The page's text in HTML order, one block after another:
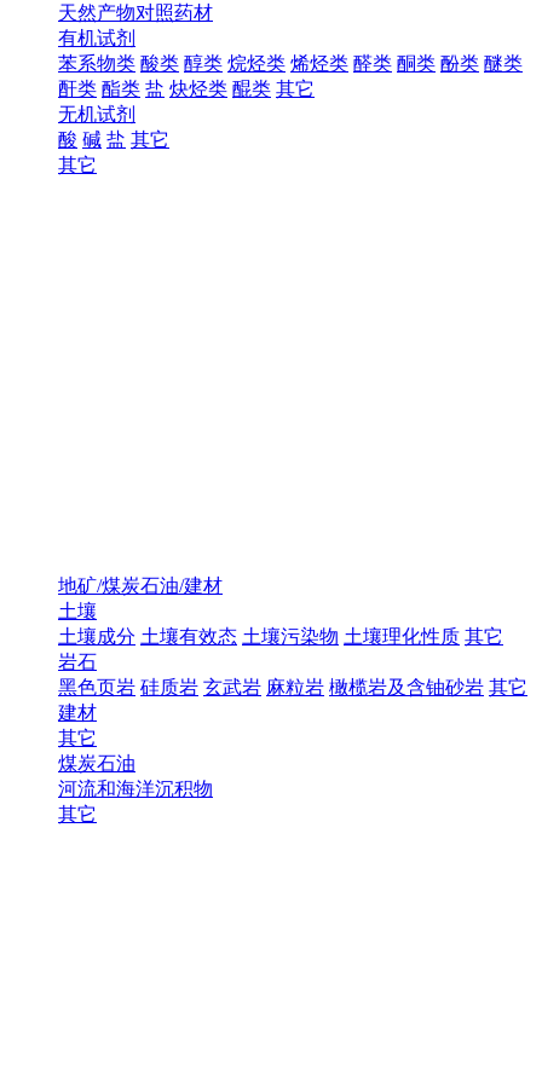
天然产物对照药材
有机试剂
苯系物类 酸类 醇类 烷烃类 烯烃类 醛类 酮类 酚类 醚类
酐类 酯类 盐 炔烃类 醌类 其它
无机试剂
酸 碱 盐 其它
其它
地矿/煤炭石油/建材
土壤
土壤成分 土壤有效态 土壤污染物 土壤理化性质 其它
岩石
黑色页岩 硅质岩 玄武岩 麻粒岩 橄榄岩及含铀砂岩 其它
建材
其它
煤炭石油
河流和海洋沉积物
其它